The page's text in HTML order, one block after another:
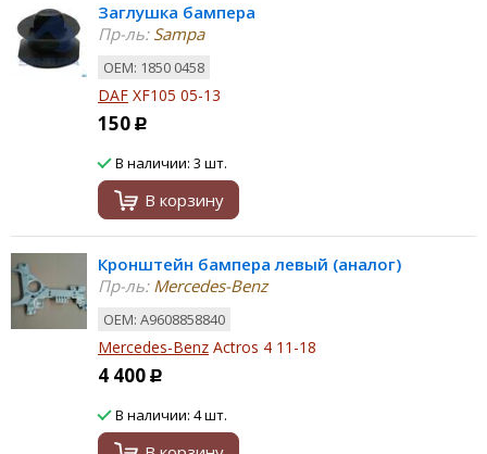
Заглушка бампера
Пр-ль:Sampa
ОЕМ: 1850 0458
DAF XF105 05-13
150 Р
В наличии: 3 шт.
В корзину
Кронштейн бампера левый (аналог)
Пр-ль:Mercedes-Benz
ОЕМ: A9608858840
Mercedes-Benz Actros 4 11-18
4 400 Р
В наличии: 4 шт.